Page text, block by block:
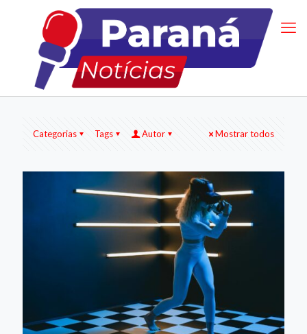
Categorias Tags Autor Mostrar todos